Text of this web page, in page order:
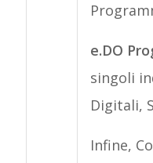
e.DO
singoli
Digitali,
Infine,